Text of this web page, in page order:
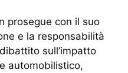
prosegue con il suo
e la responsabilità
sull’impatto
automobilistico,